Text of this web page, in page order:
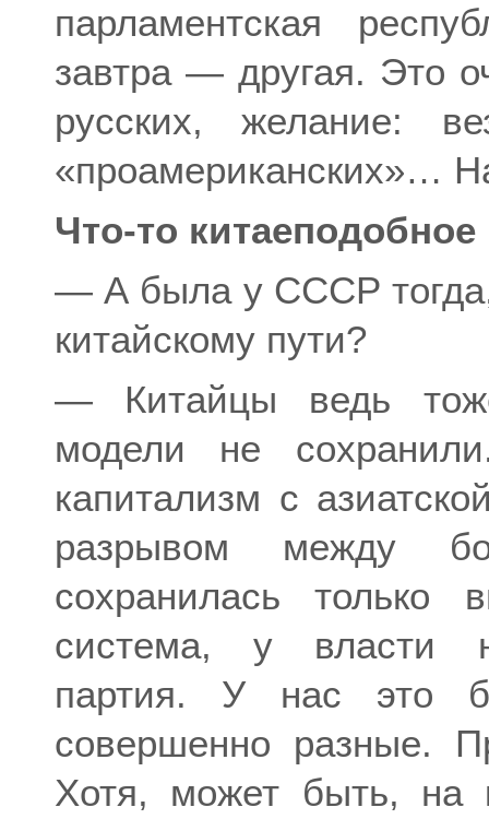
парламентская
завтра — другая. Это
русских, желание:
«проамериканских»…
Что-то
— А была у СССР
китайскому пути?
— Китайцы ведь тоже
модели не
капитализм с
разрывом между
сохранилась только
система, у власти
партия. У нас это
совершенно разные.
Хотя, может быть, на